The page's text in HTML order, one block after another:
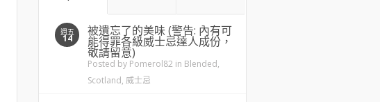
週五
14
被遺忘了的美味 (警告: 內有可
能得罪各級威士忌達人成份，
敬請留意)
Posted by Pomerol82 in Blended,
Scotland, 威士忌